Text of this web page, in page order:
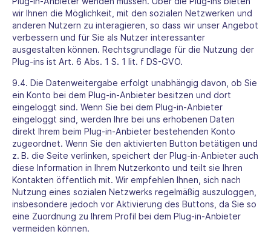
wir Ihnen die Möglichkeit, mit den sozialen Netzwerken und
anderen Nutzern zu interagieren, so dass wir unser Angebot
verbessern und für Sie als Nutzer interessanter
ausgestalten können. Rechtsgrundlage für die Nutzung der
Plug-ins ist Art. 6 Abs. 1 S. 1 lit. f DS-GVO.
9.4. Die Datenweitergabe erfolgt unabhängig davon, ob Sie
ein Konto bei dem Plug-in-Anbieter besitzen und dort
eingeloggt sind. Wenn Sie bei dem Plug-in-Anbieter
eingeloggt sind, werden Ihre bei uns erhobenen Daten
direkt Ihrem beim Plug-in-Anbieter bestehenden Konto
zugeordnet. Wenn Sie den aktivierten Button betätigen und
z. B. die Seite verlinken, speichert der Plug-in-Anbieter auch
diese Information in Ihrem Nutzerkonto und teilt sie Ihren
Kontakten öffentlich mit. Wir empfehlen Ihnen, sich nach
Nutzung eines sozialen Netzwerks regelmäßig auszuloggen,
insbesondere jedoch vor Aktivierung des Buttons, da Sie so
eine Zuordnung zu Ihrem Profil bei dem Plug-in-Anbieter
vermeiden können.